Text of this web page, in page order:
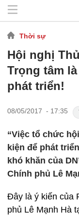
Thời sự
Hội nghị
Trọng tâm
phát triển!
08/05/2017 - 17:35
“Việc tổ chức
kiện để phát
khó khăn của
Chính phủ Lê
Đây là ý kiến của
phủ Lê Mạnh Hà